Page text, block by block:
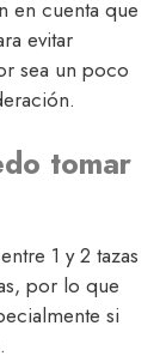
en cuenta que
evitar
sea un poco
tomar
1 y 2 tazas
por lo que
si